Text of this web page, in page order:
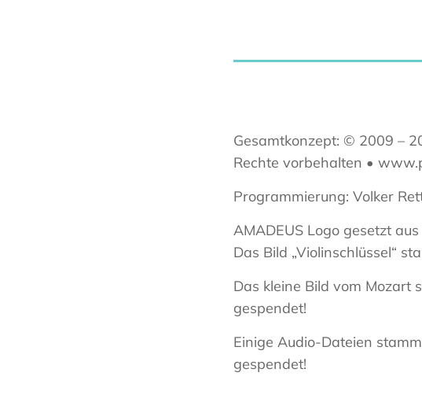
Gesamtkonzept: © 2009 –
Rechte vorbehalten •
Programmierung: Volker
AMADEUS Logo gesetzt
Das Bild „Violinschlüssel“
Das kleine Bild vom Mozart
gespendet!
Einige Audio-Dateien
gespendet!